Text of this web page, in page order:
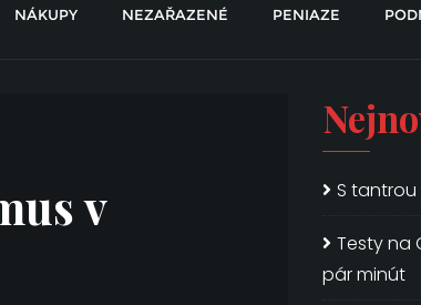
NÁKUPY NEZAŘAZENÉ PENIAZE
v
S
Testy na
pár minút